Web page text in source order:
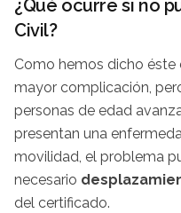
¿Qué ocurre si no
Civil?
Como hemos dicho éste
mayor complicación,
personas de edad
presentan una
movilidad, el problema
necesario
del certificado.